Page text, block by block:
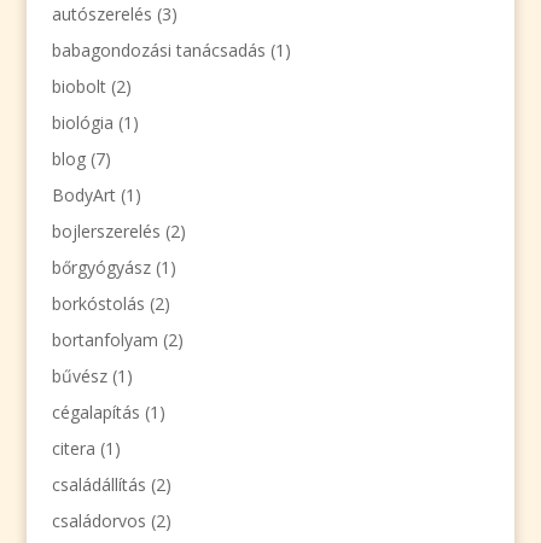
autószerelés (3)
babagondozási tanácsadás (1)
biobolt(2)
biológia (1)
blog(7)
BodyArt(1)
bojlerszerelés (2)
bőrgyógyász(1)
borkóstolás (2)
bortanfolyam (2)
bűvész(1)
cégalapítás (1)
citera (1)
családállítás (2)
családorvos (2)